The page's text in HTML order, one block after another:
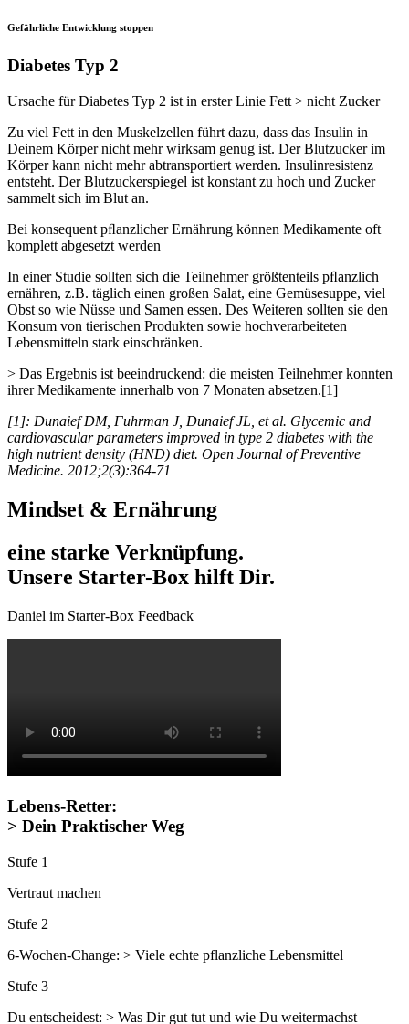
Gefährliche Entwicklung stoppen
Diabetes Typ 2
Ursache für Diabetes Typ 2 ist in erster Linie Fett > nicht Zucker
Zu viel Fett in den Muskelzellen führt dazu, dass das Insulin in
Deinem Körper nicht mehr wirksam genug ist. Der Blutzucker im
Körper kann nicht mehr abtransportiert werden. Insulinresistenz
entsteht. Der Blutzuckerspiegel ist konstant zu hoch und Zucker
sammelt sich im Blut an.
Bei konsequent pﬂanzlicher Ernährung können Medikamente oft
komplett abgesetzt werden
In einer Studie sollten sich die Teilnehmer größtenteils pﬂanzlich
ernähren, z.B. täglich einen großen Salat, eine Gemüsesuppe, viel
Obst so wie Nüsse und Samen essen. Des Weiteren sollten sie den
Konsum von tierischen Produkten sowie hochverarbeiteten
Lebensmitteln stark einschränken.
> Das Ergebnis ist beeindruckend: die meisten Teilnehmer konnten
ihrer Medikamente innerhalb von 7 Monaten absetzen.[1]
[1]: Dunaief DM, Fuhrman J, Dunaief JL, et al. Glycemic and
cardiovascular parameters improved in type 2 diabetes with the
high nutrient density (HND) diet. Open Journal of Preventive
Medicine. 2012;2(3):364-71
Mindset & Ernährung
eine starke Verknüpfung.
Unsere Starter-Box hilft Dir.
Daniel im Starter-Box Feedback
Lebens-Retter:
> Dein Praktischer Weg
Stufe 1
Vertraut machen
Stufe 2
6-Wochen-Change: > Viele echte pflanzliche Lebensmittel
Stufe 3
Du entscheidest: > Was Dir gut tut und wie Du weitermachst